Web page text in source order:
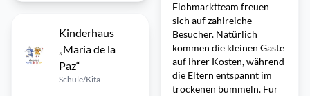
Kinderhaus
„Maria de la
Paz“
Schule/Kita
Flohmarktteam freuen
sich auf zahlreiche
Besucher. Natürlich
kommen die kleinen Gäste
auf ihrer Kosten, während
die Eltern entspannt im
trockenen bummeln. Für